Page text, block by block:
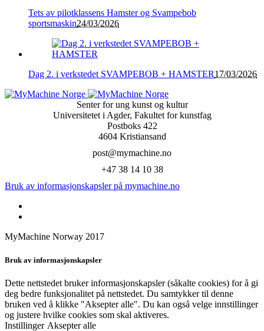
Tets av pilotklassens Hamster og Svampebob
sportsmaskin24/03/2026
Dag 2. i verkstedet SVAMPEBOB + HAMSTER17/03/2026
Senter for ung kunst og kultur
Universitetet i Agder, Fakultet for kunstfag
Postboks 422
4604 Kristiansand
post@mymachine.no
+47 38 14 10 38
Bruk av informasjonskapsler på mymachine.no
MyMachine Norway 2017
Bruk av informasjonskapsler
Dette nettstedet bruker informasjonskapsler (såkalte cookies) for å gi
deg bedre funksjonalitet på nettstedet. Du samtykker til denne
bruken ved å klikke "Aksepter alle". Du kan også velge innstillinger
og justere hvilke cookies som skal aktiveres.
Instillinger Aksepter alle